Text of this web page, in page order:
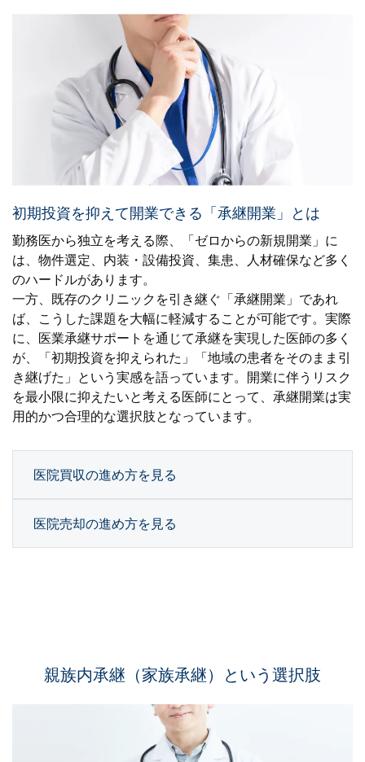
初期投資を抑えて開業できる「承継開業」とは
勤務医から独立を考える際、「ゼロからの新規開業」に
は、物件選定、内装・設備投資、集患、人材確保など多く
のハードルがあります。
一方、既存のクリニックを引き継ぐ「承継開業」であれ
ば、こうした課題を大幅に軽減することが可能です。実際
に、医業承継サポートを通じて承継を実現した医師の多く
が、「初期投資を抑えられた」「地域の患者をそのまま引
き継げた」という実感を語っています。開業に伴うリスク
を最小限に抑えたいと考える医師にとって、承継開業は実
用的かつ合理的な選択肢となっています。
医院買収の進め方を見る
医院売却の進め方を見る
親族内承継（家族承継）という選択肢